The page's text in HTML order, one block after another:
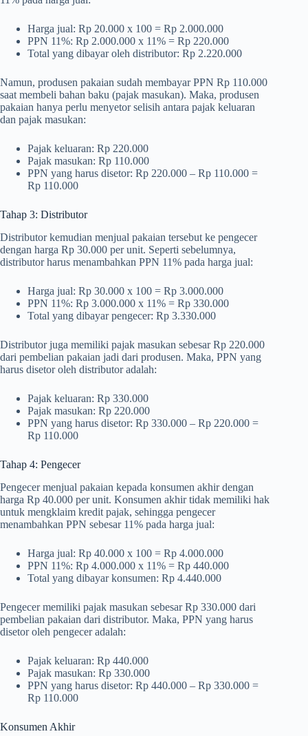
Harga jual: Rp 20.000 x 100 = Rp 2.000.000
PPN 11%: Rp 2.000.000 x 11% = Rp 220.000
Total yang dibayar oleh distributor: Rp 2.220.000
Namun, produsen pakaian sudah membayar PPN Rp 110.000
saat membeli bahan baku (pajak masukan). Maka, produsen
pakaian hanya perlu menyetor selisih antara pajak keluaran
dan pajak masukan:
Pajak keluaran: Rp 220.000
Pajak masukan: Rp 110.000
PPN yang harus disetor: Rp 220.000 – Rp 110.000 =
Rp 110.000
Tahap 3: Distributor
Distributor kemudian menjual pakaian tersebut ke pengecer
dengan harga Rp 30.000 per unit. Seperti sebelumnya,
distributor harus menambahkan PPN 11% pada harga jual:
Harga jual: Rp 30.000 x 100 = Rp 3.000.000
PPN 11%: Rp 3.000.000 x 11% = Rp 330.000
Total yang dibayar pengecer: Rp 3.330.000
Distributor juga memiliki pajak masukan sebesar Rp 220.000
dari pembelian pakaian jadi dari produsen. Maka, PPN yang
harus disetor oleh distributor adalah:
Pajak keluaran: Rp 330.000
Pajak masukan: Rp 220.000
PPN yang harus disetor: Rp 330.000 – Rp 220.000 =
Rp 110.000
Tahap 4: Pengecer
Pengecer menjual pakaian kepada konsumen akhir dengan
harga Rp 40.000 per unit. Konsumen akhir tidak memiliki hak
untuk mengklaim kredit pajak, sehingga pengecer
menambahkan PPN sebesar 11% pada harga jual:
Harga jual: Rp 40.000 x 100 = Rp 4.000.000
PPN 11%: Rp 4.000.000 x 11% = Rp 440.000
Total yang dibayar konsumen: Rp 4.440.000
Pengecer memiliki pajak masukan sebesar Rp 330.000 dari
pembelian pakaian dari distributor. Maka, PPN yang harus
disetor oleh pengecer adalah:
Pajak keluaran: Rp 440.000
Pajak masukan: Rp 330.000
PPN yang harus disetor: Rp 440.000 – Rp 330.000 =
Rp 110.000
Konsumen Akhir